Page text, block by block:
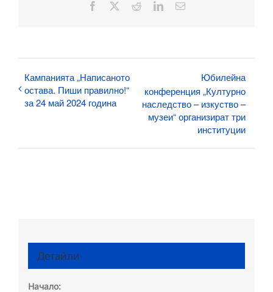
Facebook RedditLinkedInЕлектронна
Кампанията „Написаното
остава. Пиши правилно!“
за 24 май 2024 година
Юбилейна
конференция „Културно
наследство – изкуство –
музеи“ организират три
институции
Детайли
Начало: